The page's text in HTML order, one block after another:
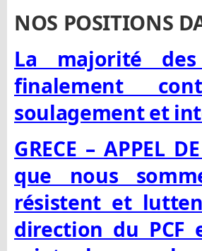
NOS POSITIONS
La majorité des
finalement
soulagement et
GRECE – APPEL
que nous
résistent et
direction du PCF